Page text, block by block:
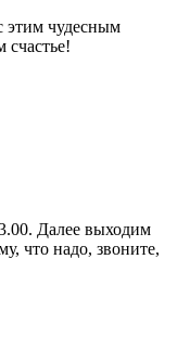
этим чудесным
Далее выходим
что надо, звоните,